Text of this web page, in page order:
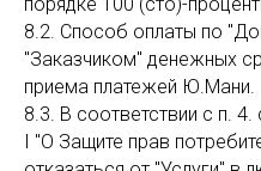
8.2. Способ оплаты по
"Заказчиком" денежных
приема платежей Ю.Мани.
8.3. В соответствии с п.
I "О Защите прав